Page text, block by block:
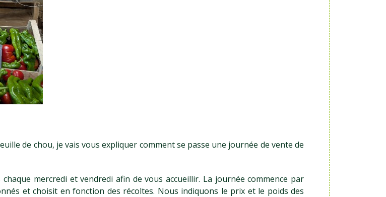
de chou, je vais vous expliquer comment se passe une journée de vente de
mercredi et vendredi afin de vous accueillir. La journée commence par
et choisit en fonction des récoltes. Nous indiquons le prix et le poids des